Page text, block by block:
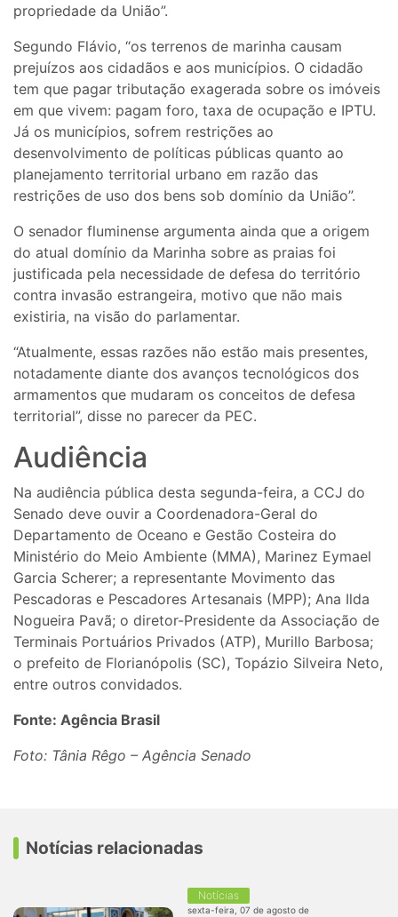
propriedade da União”.
Segundo Flávio, “os terrenos de marinha causam
prejuízos aos cidadãos e aos municípios. O cidadão
tem que pagar tributação exagerada sobre os imóveis
em que vivem: pagam foro, taxa de ocupação e IPTU.
Já os municípios, sofrem restrições ao
desenvolvimento de políticas públicas quanto ao
planejamento territorial urbano em razão das
restrições de uso dos bens sob domínio da União”.
O senador fluminense argumenta ainda que a origem
do atual domínio da Marinha sobre as praias foi
justificada pela necessidade de defesa do território
contra invasão estrangeira, motivo que não mais
existiria, na visão do parlamentar.
“Atualmente, essas razões não estão mais presentes,
notadamente diante dos avanços tecnológicos dos
armamentos que mudaram os conceitos de defesa
territorial”, disse no parecer da PEC.
Audiência
Na audiência pública desta segunda-feira, a CCJ do
Senado deve ouvir a Coordenadora-Geral do
Departamento de Oceano e Gestão Costeira do
Ministério do Meio Ambiente (MMA), Marinez Eymael
Garcia Scherer; a representante Movimento das
Pescadoras e Pescadores Artesanais (MPP); Ana Ilda
Nogueira Pavã; o diretor-Presidente da Associação de
Terminais Portuários Privados (ATP), Murillo Barbosa;
o prefeito de Florianópolis (SC), Topázio Silveira Neto,
entre outros convidados.
Fonte: Agência Brasil
Foto: Tânia Rêgo – Agência Senado
Notícias relacionadas
Notícias
sexta-feira, 07 de agosto de